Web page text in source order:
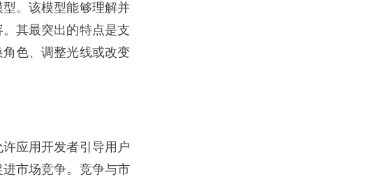
。该模型能够理解并
其最突出的特点是支
色、调整光线或改变
应用开发者引导用户
市场竞争。竞争与市